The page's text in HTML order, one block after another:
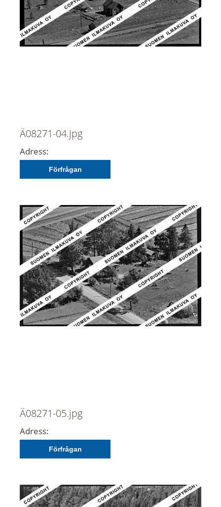
Ä08271-04.jpg
Adress:
Förfrågan
Ä08271-05.jpg
Adress:
Förfrågan